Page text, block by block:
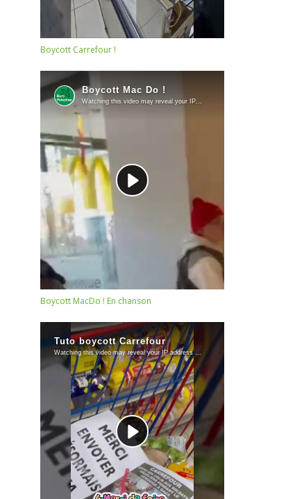
Boycott Carrefour !
Boycott MacDo ! En chanson